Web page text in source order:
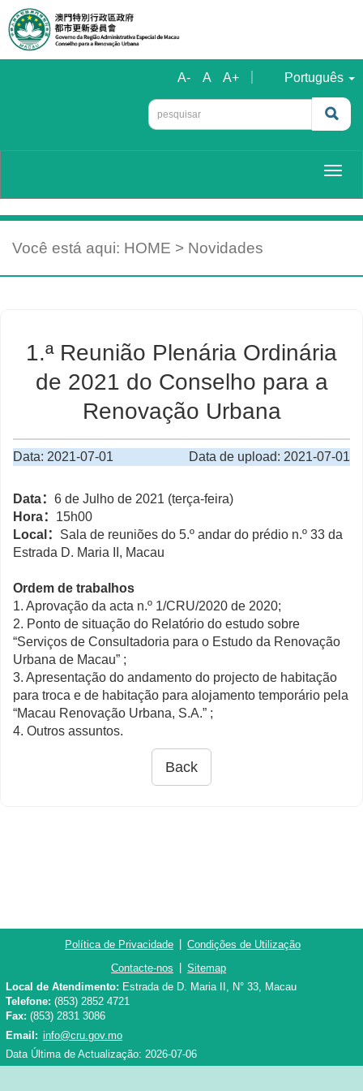
A- A A+ Português
Você está aqui: HOME > Novidades
1.ª Reunião Plenária Ordinária
de 2021 do Conselho para a
Renovação Urbana
Data: 2021-07-01 Data de upload: 2021-07-01
Data： 6 de Julho de 2021 (terça-feira)
Hora： 15h00
Local： Sala de reuniões do 5.º andar do prédio n.º 33 da
Estrada D. Maria II, Macau
Ordem de trabalhos
1. Aprovação da acta n.º 1/CRU/2020 de 2020;
2. Ponto de situação do Relatório do estudo sobre
“Serviços de Consultadoria para o Estudo da Renovação
Urbana de Macau” ;
3. Apresentação do andamento do projecto de habitação
para troca e de habitação para alojamento temporário pela
“Macau Renovação Urbana, S.A.” ;
4. Outros assuntos.
Back
Política de Privacidade
Condições de Utilização
Contacte-nos
Sitemap
Local de Atendimento: Estrada de D. Maria II, N° 33, Macau
Telefone: (853) 2852 4721
Fax: (853) 2831 3086
Email: info@cru.gov.mo
Data Última de Actualização: 2026-07-06